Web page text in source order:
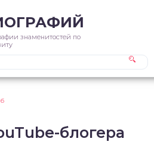
знаменитостей по
блогера